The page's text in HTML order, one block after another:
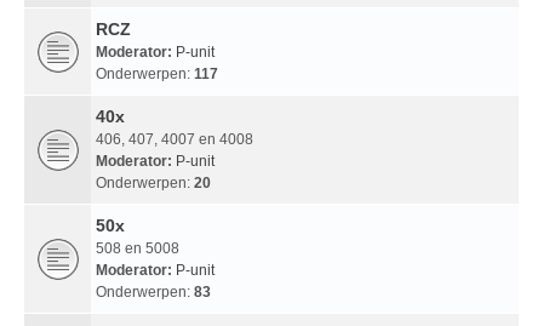
RCZ
Moderator: P-unit
Onderwerpen: 117
40x
406, 407, 4007 en 4008
Moderator: P-unit
Onderwerpen: 20
50x
508 en 5008
Moderator: P-unit
Onderwerpen: 83